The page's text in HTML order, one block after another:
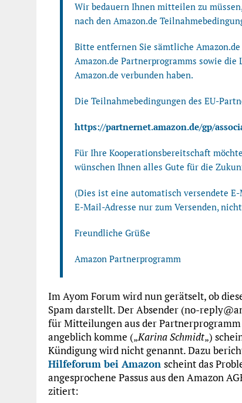
Wir bedauern Ihnen mitteilen zu
nach den Amazon.de
Bitte entfernen Sie sämtliche Amazon.de
Amazon.de Partnerprogramms sowie
Amazon.de verbunden haben.
Die Teilnahmebedingungen des EU-
https://partnernet.amazon.de/gp/
Für Ihre Kooperationsbereitschaft
wünschen Ihnen alles Gute für die
(Dies ist eine automatisch versendete
E-Mail-Adresse nur zum Versenden,
Freundliche Grüße
Amazon Partnerprogramm
Im Ayom Forum wird nun gerätselt, ob
Spam darstellt. Der Absender (no-
für Mitteilungen aus der
angeblich komme („Karina Schmidt„)
Kündigung wird nicht genannt. Dazu
Hilfeforum bei Amazon scheint das
angesprochene Passus aus den Amazon
zitiert: